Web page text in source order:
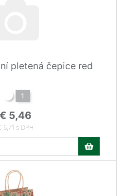
pletená čepice red
1
€ 5,46
6,71 s DPH